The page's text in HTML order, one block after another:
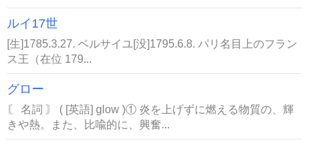
ルイ17世
[生]1785.3.27. ベルサイユ[没]1795.6.8. パリ名目上のフラン
ス王（在位 179...
グロー
〘 名詞 〙 ( [英語] glow )① 炎を上げずに燃える物質の、輝
きや熱。また、比喩的に、興奮...